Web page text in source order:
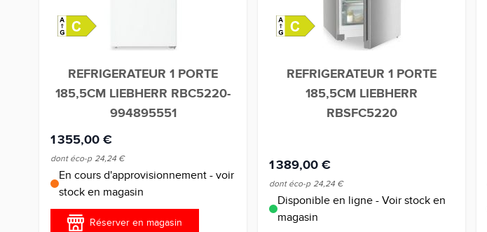
REFRIGERATEUR 1 PORTE
185,5CM LIEBHERR RBC5220-
994895551
1 355,00 €
dont éco-p 24,24 €
En cours d'approvisionnement - voir
stock en magasin
Réserver en magasin
REFRIGERATEUR 1 PORTE
185,5CM LIEBHERR
RBSFC5220
1 389,00 €
dont éco-p 24,24 €
Disponible en ligne - Voir stock en
magasin